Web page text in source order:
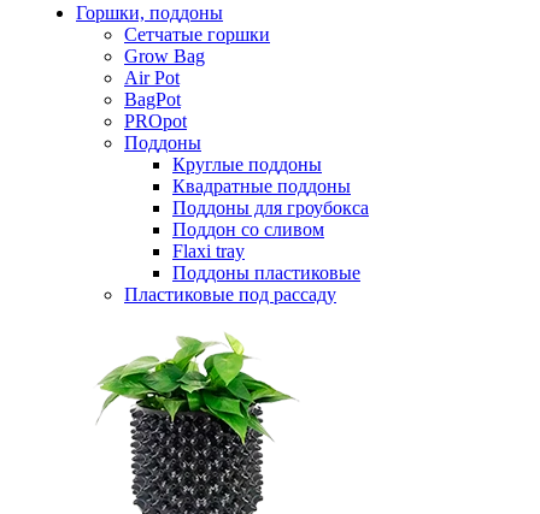
Горшки, поддоны
Сетчатые горшки
Grow Bag
Air Pot
BagPot
PROpot
Поддоны
Круглые поддоны
Квадратные поддоны
Поддоны для гроубокса
Поддон со сливом
Flaxi tray
Поддоны пластиковые
Пластиковые под рассаду